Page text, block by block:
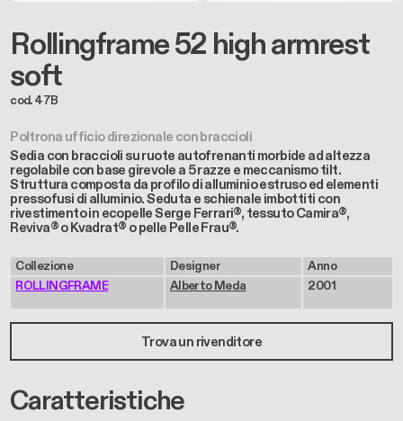
Rollingframe 52 high armrest
soft
cod. 47B
Poltrona ufficio direzionale con braccioli
Sedia con braccioli su ruote autofrenanti morbide ad altezza
regolabile con base girevole a 5 razze e meccanismo tilt.
Struttura composta da profilo di alluminio estruso ed elementi
pressofusi di alluminio. Seduta e schienale imbottiti con
rivestimento in ecopelle Serge Ferrari®, tessuto Camira®,
Reviva® o Kvadrat® o pelle Pelle Frau®.
Collezione
ROLLINGFRAME
Designer
Alberto Meda
Anno
2001
Trova un rivenditore
Caratteristiche